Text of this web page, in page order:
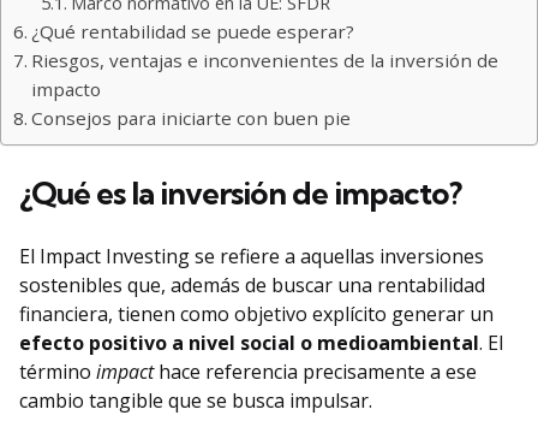
¿Qué rentabilidad se puede esperar?
Riesgos, ventajas e inconvenientes de la inversión de
impacto
Consejos para iniciarte con buen pie
¿Qué es la inversión de impacto?
El Impact Investing se refiere a aquellas inversiones
sostenibles que, además de buscar una rentabilidad
financiera, tienen como objetivo explícito generar un
efecto positivo a nivel social o medioambiental. El
término impacthace referencia precisamente a ese
cambio tangible que se busca impulsar.